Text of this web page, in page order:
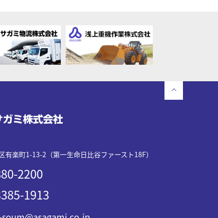
有楽町1-13-2（第一生命日比谷ファースト18F）
2200
1913